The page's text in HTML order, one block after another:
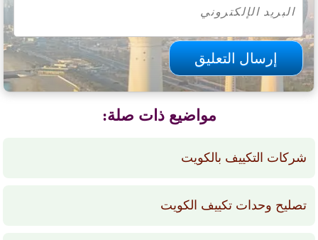
مواضيع ذات صلة:
شركات التكييف بالكويت
تصليح وحدات تكييف الكويت